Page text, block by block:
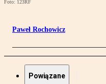
Foto: 123RF
Paweł Rochowicz
Powiązane